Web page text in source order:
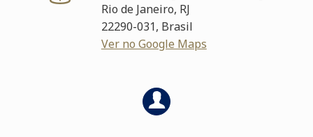
Rio de Janeiro, RJ
22290-031, Brasil
Ver no Google Maps